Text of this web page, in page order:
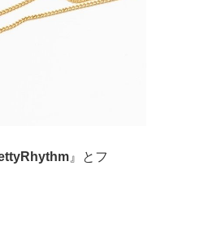
』とフ